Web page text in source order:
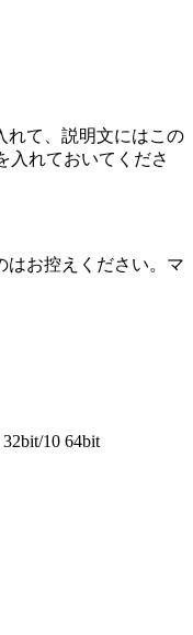
れて、説明文にはこの
入れておいてくださ
お控えください。マ
10 64bit